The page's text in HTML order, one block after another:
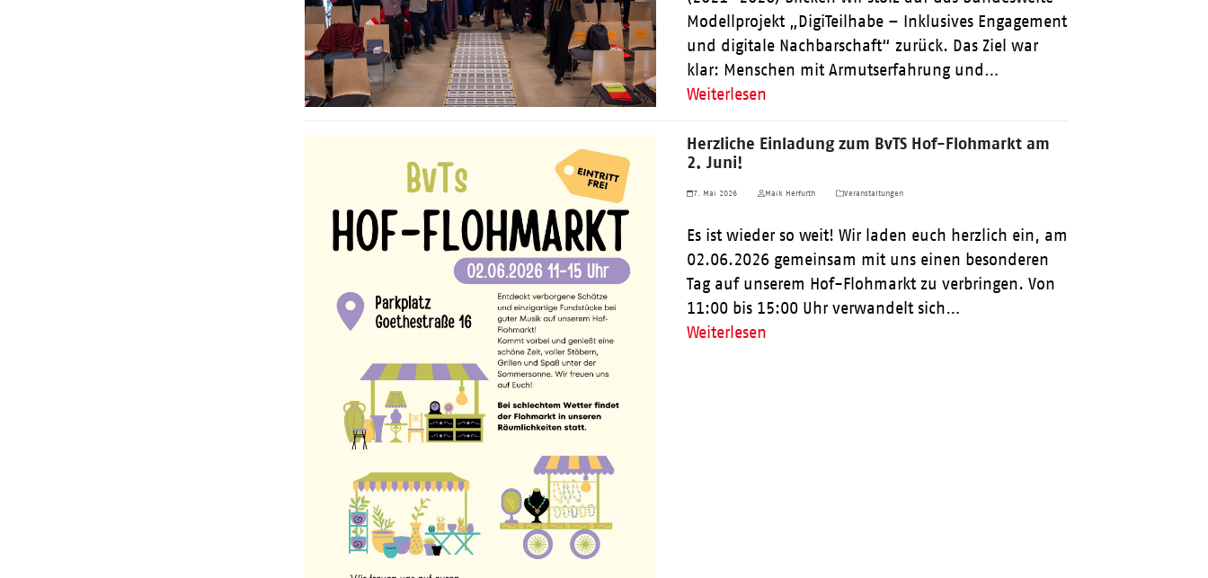
Modellprojekt „DigiTeilhabe – Inklusives Engagement
und digitale Nachbarschaft“ zurück. Das Ziel war
klar: Menschen mit Armutserfahrung und…
Weiterlesen
Herzliche Einladung zum BvTS Hof-Flohmarkt am
2. Juni!
7. Mai 2026 Maik Herfurth Veranstaltungen
Es ist wieder so weit! Wir laden euch herzlich ein, am
02.06.2026 gemeinsam mit uns einen besonderen
Tag auf unserem Hof-Flohmarkt zu verbringen. Von
11:00 bis 15:00 Uhr verwandelt sich…
Weiterlesen